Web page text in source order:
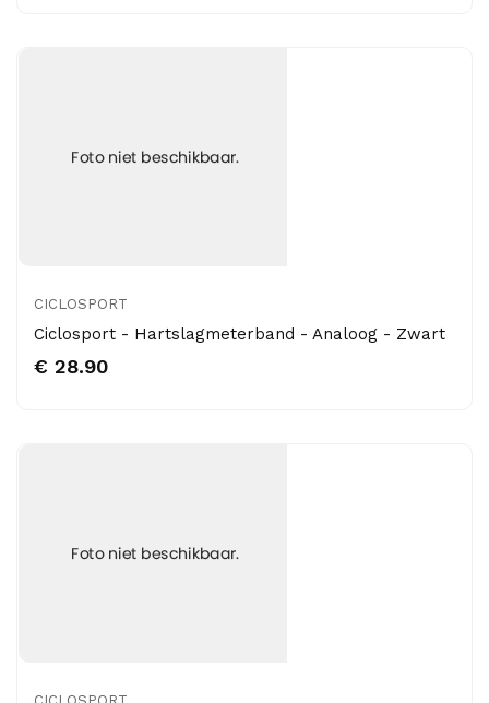
CICLOSPORT
Ciclosport - Hartslagmeterband - Analoog - Zwart
€ 28.90